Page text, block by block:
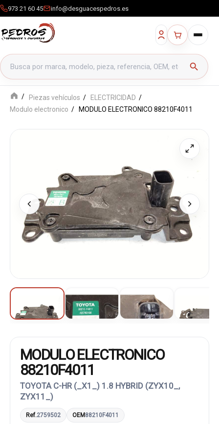
973 21 60 45 info@desguacespedros.es
Buscar productos
search
Piezas vehículos
ELECTRICIDAD
Modulo electronico
MODULO ELECTRONICO 88210F4011
MODULO ELECTRONICO
88210F4011
TOYOTA C-HR (_X1_) 1.8 HYBRID (ZYX10_,
ZYX11_)
Ref.2759502 OEM88210F4011